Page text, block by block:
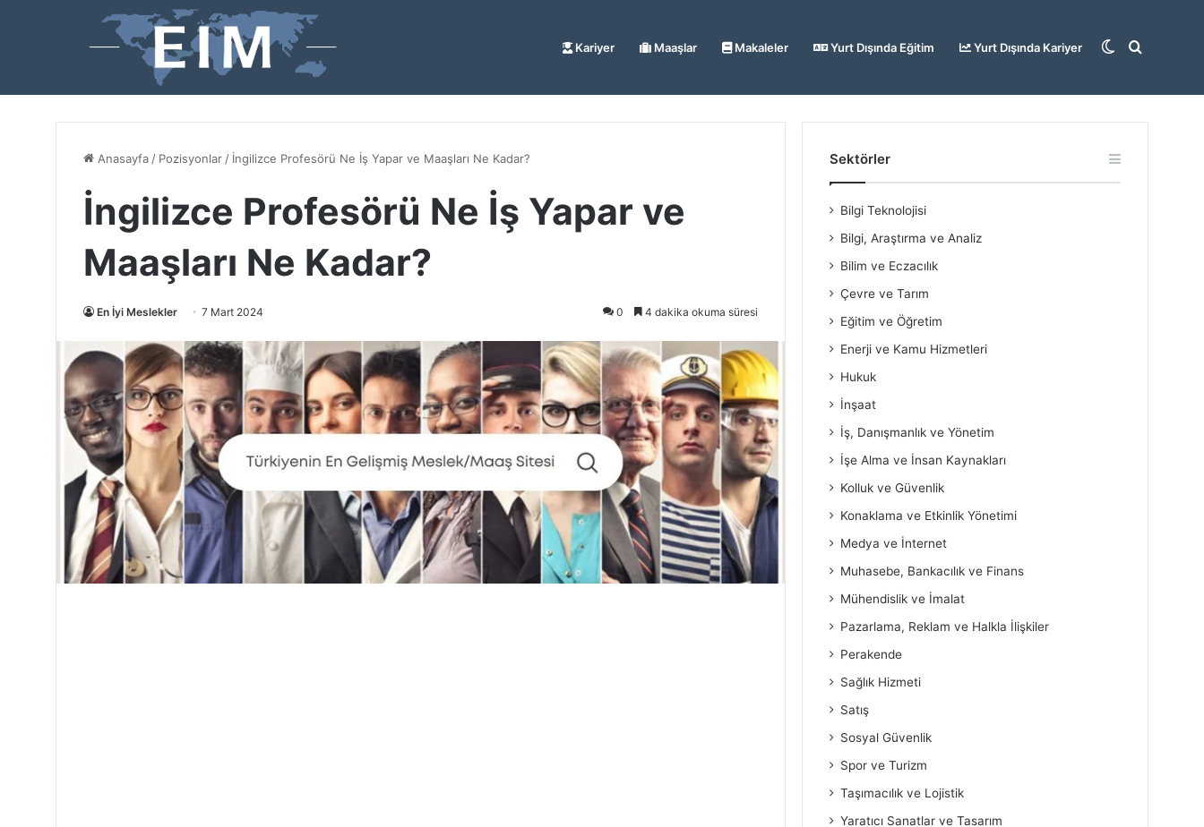
Kariyer Maaşlar Makaleler Yurt Dışında Eğitim Yurt Dışında Kariyer Arama
Dış
Anasayfa / Pozisyonlar / İngilizce Profesörü Ne İş Yapar ve Maaşları Ne Kadar?
İngilizce Profesörü Ne İş Yapar ve
Maaşları Ne Kadar?
En İyi Meslekler 7 Mart 2024 0 4 dakika okuma süresi
Sektörler
Bilgi Teknolojisi
Bilgi, Araştırma ve Analiz
Bilim ve Eczacılık
Çevre ve Tarım
Eğitim ve Öğretim
Enerji ve Kamu Hizmetleri
Hukuk
İnşaat
İş, Danışmanlık ve Yönetim
İşe Alma ve İnsan Kaynakları
Kolluk ve Güvenlik
Konaklama ve Etkinlik Yönetimi
Medya ve İnternet
Muhasebe, Bankacılık ve Finans
Mühendislik ve İmalat
Pazarlama, Reklam ve Halkla İlişkiler
Perakende
Sağlık Hizmeti
Satış
Sosyal Güvenlik
Spor ve Turizm
Taşımacılık ve Lojistik
Yaratıcı Sanatlar ve Tasarım